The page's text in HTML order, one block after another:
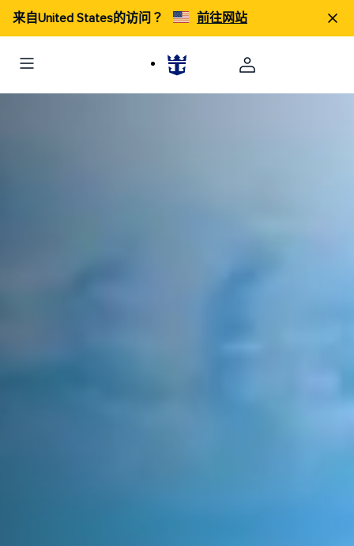
来自United States的访问？ 前往网站